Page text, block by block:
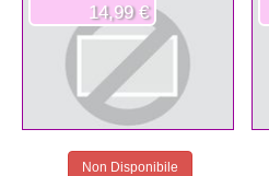
14,99 €
Non Disponibile